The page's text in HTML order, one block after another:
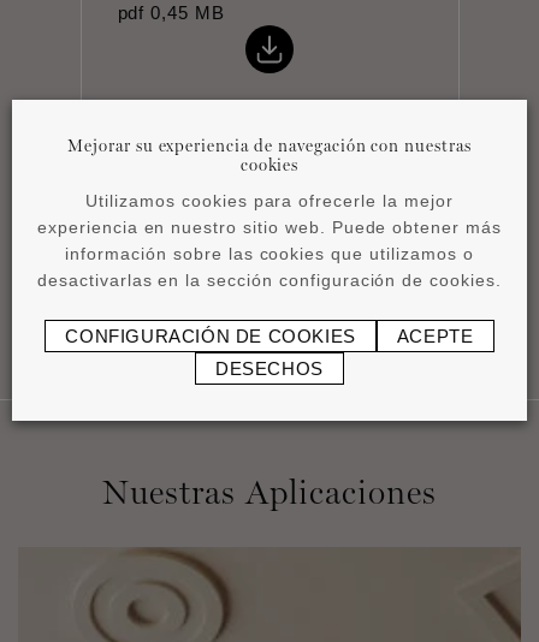
pdf 0,45 MB
Ficha técnica
pdf 0,83 MB
Nuestras Aplicaciones
Mejorar su experiencia de navegación con nuestras
cookies
Utilizamos cookies para ofrecerle la mejor
experiencia en nuestro sitio web. Puede obtener más
información sobre las cookies que utilizamos o
desactivarlas en la sección configuración de cookies.
CONFIGURACIÓN DE COOKIES
ACEPTE
DESECHOS